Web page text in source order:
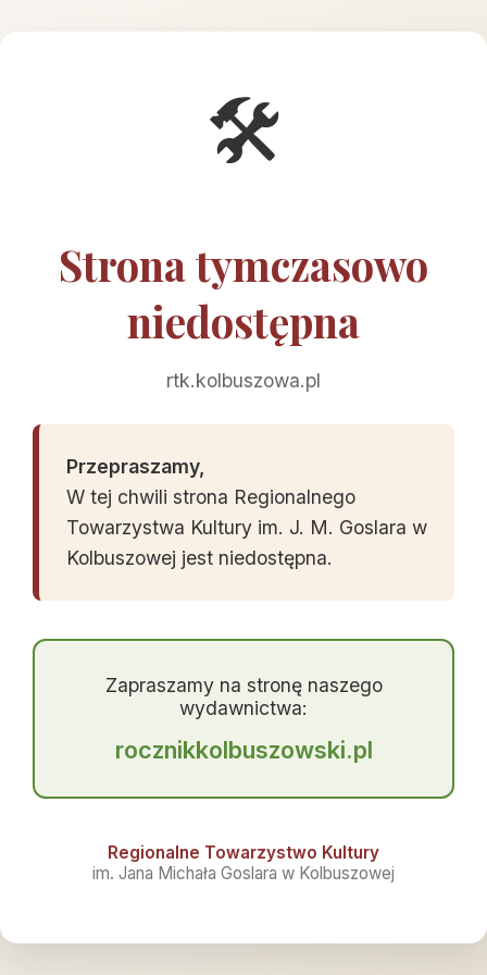
🛠️
Strona tymczasowo
niedostępna
rtk.kolbuszowa.pl
Przepraszamy,
W tej chwili strona Regionalnego
Towarzystwa Kultury im. J. M. Goslara w
Kolbuszowej jest niedostępna.
Zapraszamy na stronę naszego
wydawnictwa:
rocznikkolbuszowski.pl
Regionalne Towarzystwo Kultury
im. Jana Michała Goslara w Kolbuszowej